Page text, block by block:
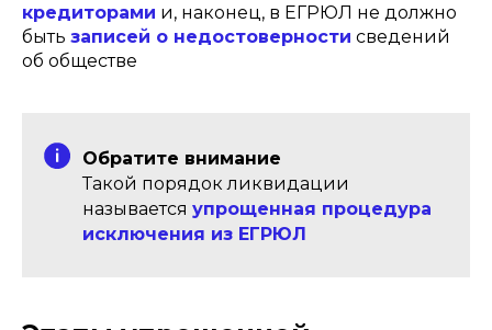
кредиторами и, наконец, в ЕГРЮЛ не должно
быть записей о недостоверности сведений
об обществе
Обратите внимание
Такой порядок ликвидации
называется упрощенная процедура
исключения из ЕГРЮЛ